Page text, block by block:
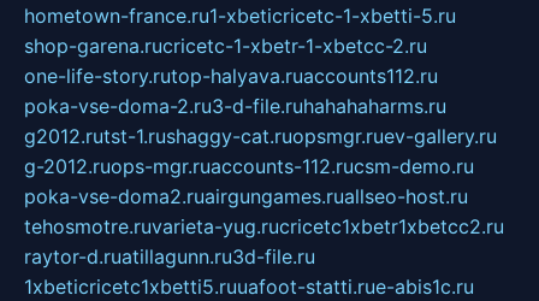
hometown-france.ru1-xbeticricetc-1-xbetti-5.ru
shop-garena.rucricetc-1-xbetr-1-xbetcc-2.ru
one-life-story.rutop-halyava.ruaccounts112.ru
poka-vse-doma-2.ru3-d-file.ruhahahaharms.ru
g2012.rutst-1.rushaggy-cat.ruopsmgr.ruev-gallery.ru
g-2012.ruops-mgr.ruaccounts-112.rucsm-demo.ru
poka-vse-doma2.ruairgungames.ruallseo-host.ru
tehosmotre.ruvarieta-yug.rucricetc1xbetr1xbetcc2.ru
raytor-d.ruatillagunn.ru3d-file.ru
1xbeticricetc1xbetti5.ruuafoot-statti.rue-abis1c.ru